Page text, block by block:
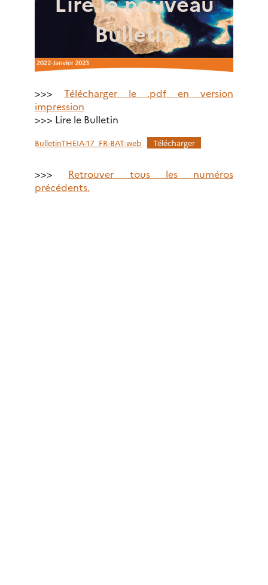
Bulletin
>>> Télécharger le .pdf en version
impression
>>> Lire le Bulletin
BulletinTHEIA-17_FR-BAT-web Télécharger
>>> Retrouver tous les numéros
précédents.